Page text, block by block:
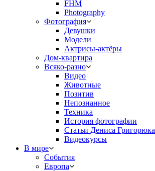
FHM
Photography
Фотография
Девушки
Модели
Актрисы-актёры
Дом-квартира
Всяко-разно
Видео
Животные
Позитив
Непознанное
Техника
История фотографии
Статьи Дениса Григорюка
Видеокурсы
В мире
События
Европа